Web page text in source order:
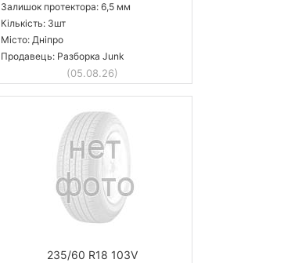
Залишок протектора: 6,5 мм
Кількість: 3шт
Місто: Дніпро
Продавець: Разборка Junk
(05.08.26)
235/60 R18 103V